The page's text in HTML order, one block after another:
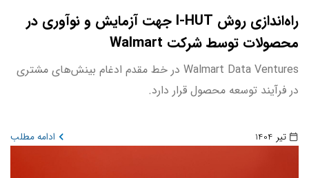
راه‌اندازی روش I-HUT جهت آزمایش و نوآوری در
محصولات توسط شرکت Walmart
Walmart Data Ventures در خط مقدم ادغام بینش‌های مشتری
در فرآیند توسعه محصول قرار دارد.
تیر 1404 ادامه مطلب